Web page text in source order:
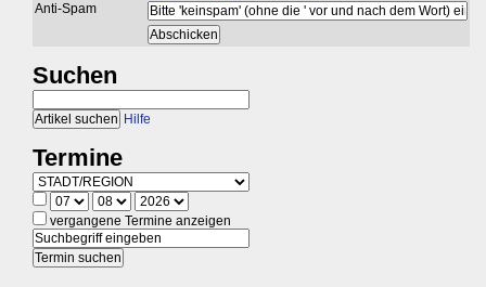
Anti-Spam
Suchen
Hilfe
Termine
vergangene Termine anzeigen